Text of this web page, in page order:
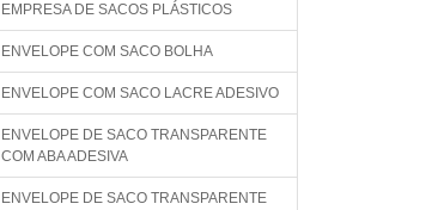
EMPRESA DE SACOS PLÁSTICOS
ENVELOPE COM SACO BOLHA
ENVELOPE COM SACO LACRE ADESIVO
ENVELOPE DE SACO TRANSPARENTE
COM ABA ADESIVA
ENVELOPE DE SACO TRANSPARENTE